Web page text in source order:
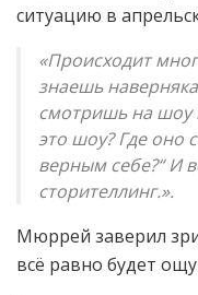
ситуацию в
«Происходит
знаешь
смотришь на шоу
это шоу? Где оно
верным себе?“ И
сторителлинг.».
Мюррей заверил
всё равно будет